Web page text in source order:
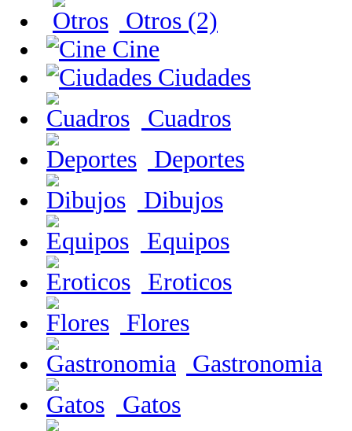
Otros (2)
Cine
Ciudades
Cuadros
Deportes
Dibujos
Equipos
Eroticos
Flores
Gastronomia
Gatos